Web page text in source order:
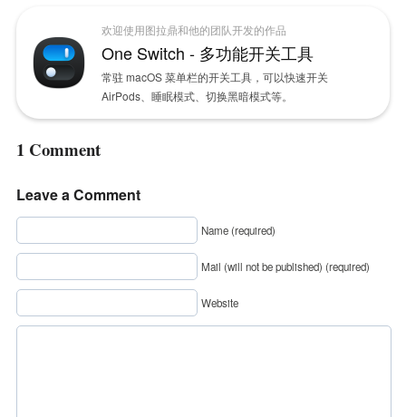
欢迎使用图拉鼎和他的团队开发的作品
One Switch - 多功能开关工具
常驻 macOS 菜单栏的开关工具，可以快速开关
AirPods、睡眠模式、切换黑暗模式等。
1 Comment
Leave a Comment
Name (required)
Mail (will not be published) (required)
Website